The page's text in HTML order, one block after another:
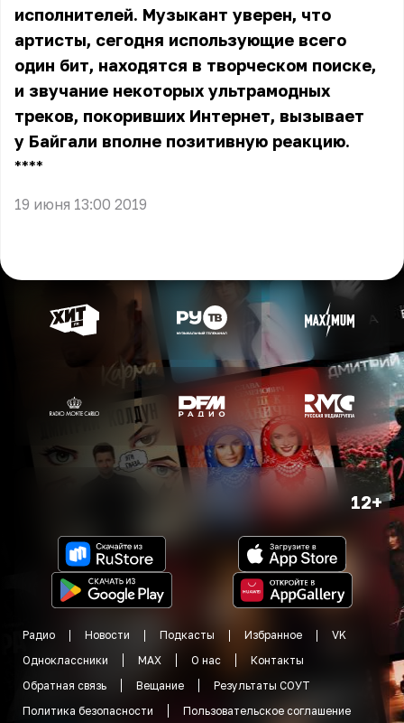
исполнителей. Музыкант уверен, что
артисты, сегодня использующие всего
один бит, находятся в творческом поиске,
и звучание некоторых ультрамодных
треков, покоривших Интернет, вызывает
у Байгали вполне позитивную реакцию.
** **
19 июня 13:00 2019
12+
Радио Новости Подкасты Избранное
VK
Одноклассники
MAX О нас
Контакты
Обратная связь
Вещание
Результаты СОУТ
Политика безопасности
Пользовательское соглашение